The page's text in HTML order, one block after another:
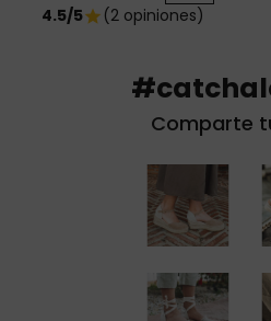
4.5/5star (2 opiniones)
Comparte